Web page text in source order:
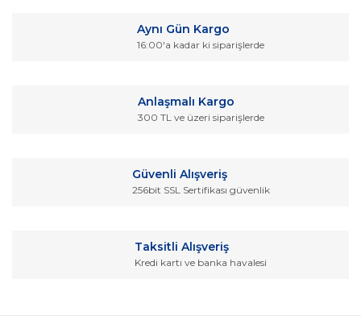
Görüş ve önerileriniz için teşekkür ederiz.
Ürün bilgilerinde hatalar bulunuyor.
Gönder
Aynı Gün Kargo
16:00'a kadar ki siparişlerde
Anlaşmalı Kargo
300 TL ve üzeri siparişlerde
Güvenli Alışveriş
256bit SSL Sertifikası güvenlik
Taksitli Alışveriş
Kredi kartı ve banka havalesi